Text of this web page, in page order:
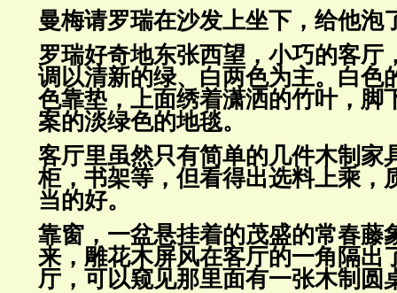
曼梅请罗瑞在沙发上坐下，给他泡
罗瑞好奇地东张西望，小巧的客厅
调以清新的绿、白两色为主。白色
色靠垫，上面绣着潇洒的竹叶，脚
案的淡绿色的地毯。
客厅里虽然只有简单的几件木制家
柜，书架等，但看得出选料上乘，
当的好。
靠窗，一盆悬挂着的茂盛的常春藤
来，雕花木屏风在客厅的一角隔出
厅，可以窥见那里面有一张木制圆